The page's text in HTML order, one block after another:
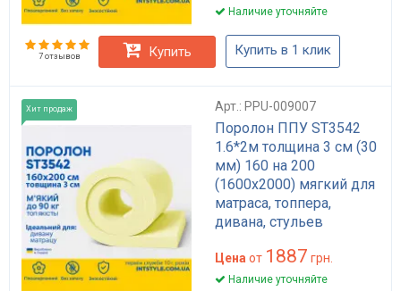
Наличие уточняйте
7 отзывов Купить Купить в 1 клик
Хит продаж Арт.: PPU-009007
Поролон ППУ ST3542
1.6*2м толщина 3 см (30
мм) 160 на 200
(1600х2000) мягкий для
матраса, топпера,
дивана, стульев
Цена от 1887 грн.
Наличие уточняйте